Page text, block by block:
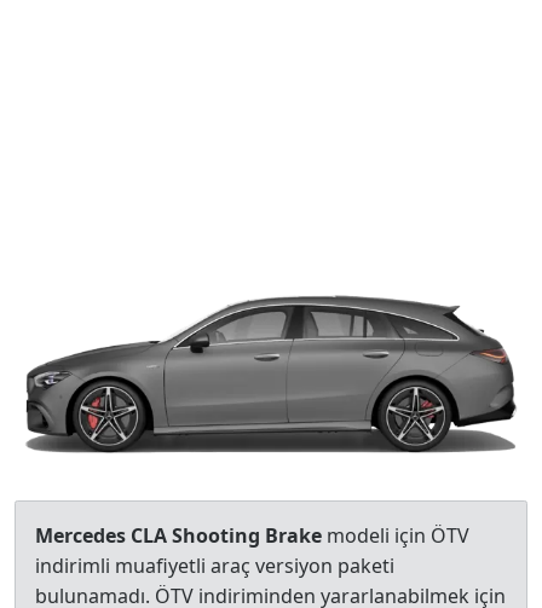
Mercedes CLA Shooting Brake modeli için ÖTV
indirimli muafiyetli araç versiyon paketi
bulunamadı. ÖTV indiriminden yararlanabilmek için